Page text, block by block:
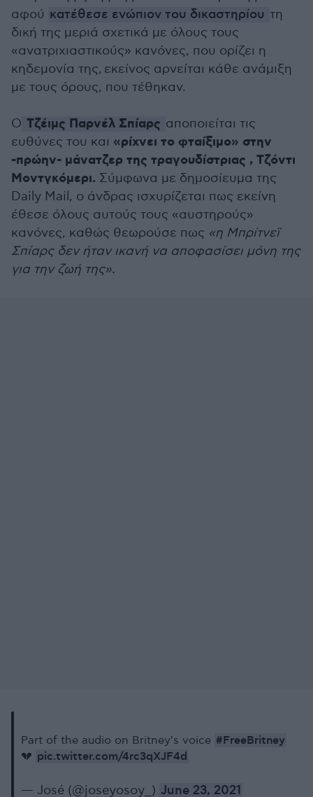
αφού κατέθεσε ενώπιον του δικαστηρίου τη
δική της μεριά σχετικά με όλους τους
«ανατριχιαστικούς» κανόνες, που ορίζει η
κηδεμονία της, εκείνος αρνείται κάθε ανάμιξη
με τους όρους, που τέθηκαν.
Ο Τζέιμς Παρνέλ Σπίαρς αποποιείται τις
ευθύνες του και «ρίχνει το φταίξιμο» στην
-πρώην- μάνατζερ της τραγουδίστριας , Τζόντι
Μοντγκόμερι. Σύμφωνα με δημοσίευμα της
Daily Mail, ο άνδρας ισχυρίζεται πως εκείνη
έθεσε όλους αυτούς τους «αυστηρούς»
κανόνες, καθώς θεωρούσε πως «η Μπρίτνεϊ
Σπίαρς δεν ήταν ικανή να αποφασίσει μόνη της
για την ζωή της».
Part of the audio on Britney's voice #FreeBritney
💔 pic.twitter.com/4rc3qXJF4d
— José (@joseyosoy_) June 23, 2021